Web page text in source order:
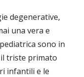
degenerative,
una vera e
sono in
il triste primato
infantili e le